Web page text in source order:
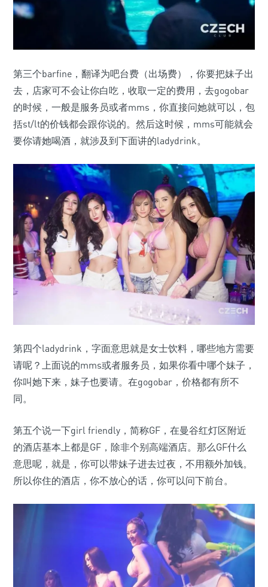
第三个barfine，翻译为吧台费（出场费），你要把妹子出
去，店家可不会让你白吃，收取一定的费用，去gogobar
的时候，一般是服务员或者mms，你直接问她就可以，包
括st/lt的价钱都会跟你说的。然后这时候，mms可能就会
要你请她喝酒，就涉及到下面讲的ladydrink。
第四个ladydrink，字面意思就是女士饮料，哪些地方需要
请呢？上面说的mms或者服务员，如果你看中哪个妹子，
你叫她下来，妹子也要请。在gogobar，价格都有所不
同。
第五个说一下girl friendly，简称GF，在曼谷红灯区附近
的酒店基本上都是GF，除非个别高端酒店。那么GF什么
意思呢，就是，你可以带妹子进去过夜，不用额外加钱。
所以你住的酒店，你不放心的话，你可以问下前台。